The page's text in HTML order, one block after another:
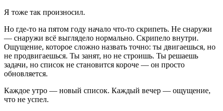
Я тоже так произносил.
Но где-то на пятом году начало что-то скрипеть. Не снаружи
— снаружи всё выглядело нормально. Скрипело внутри.
Ощущение, которое сложно назвать точно: ты двигаешься, но
не продвигаешься. Ты занят, но не строишь. Ты решаешь
задачи, но список не становится короче — он просто
обновляется.
Каждое утро — новый список. Каждый вечер — ощущение,
что не успел.